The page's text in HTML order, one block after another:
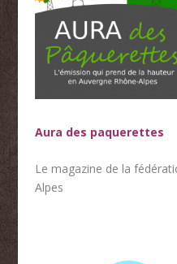
Aura des paquerettes
Le magazine de la
Alpes